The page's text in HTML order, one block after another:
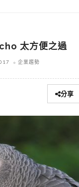
太方便之過
企業趨勢
分享